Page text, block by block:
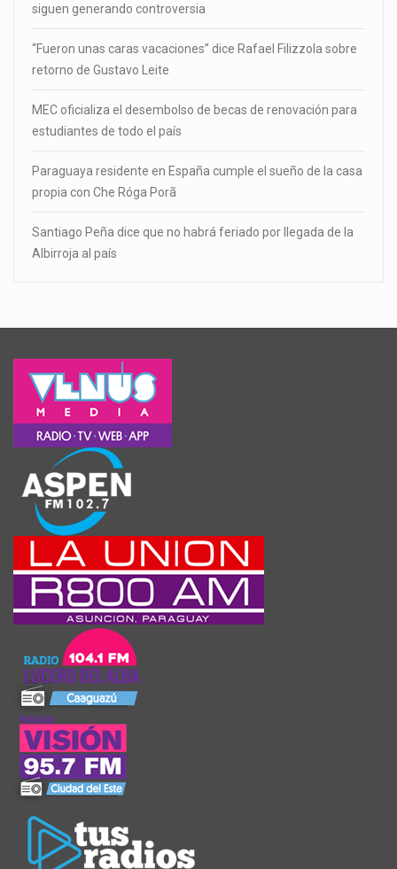
siguen generando controversia
“Fueron unas caras vacaciones” dice Rafael Filizzola sobre
retorno de Gustavo Leite
MEC oficializa el desembolso de becas de renovación para
estudiantes de todo el país
Paraguaya residente en España cumple el sueño de la casa
propia con Che Róga Porã
Santiago Peña dice que no habrá feriado por llegada de la
Albirroja al país